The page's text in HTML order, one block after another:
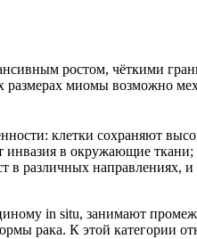
ростом, чёткими
миомы возможно
клетки сохраняют
инвазия в окружающие
в различных
in situ, занимают
рака. К этой категории